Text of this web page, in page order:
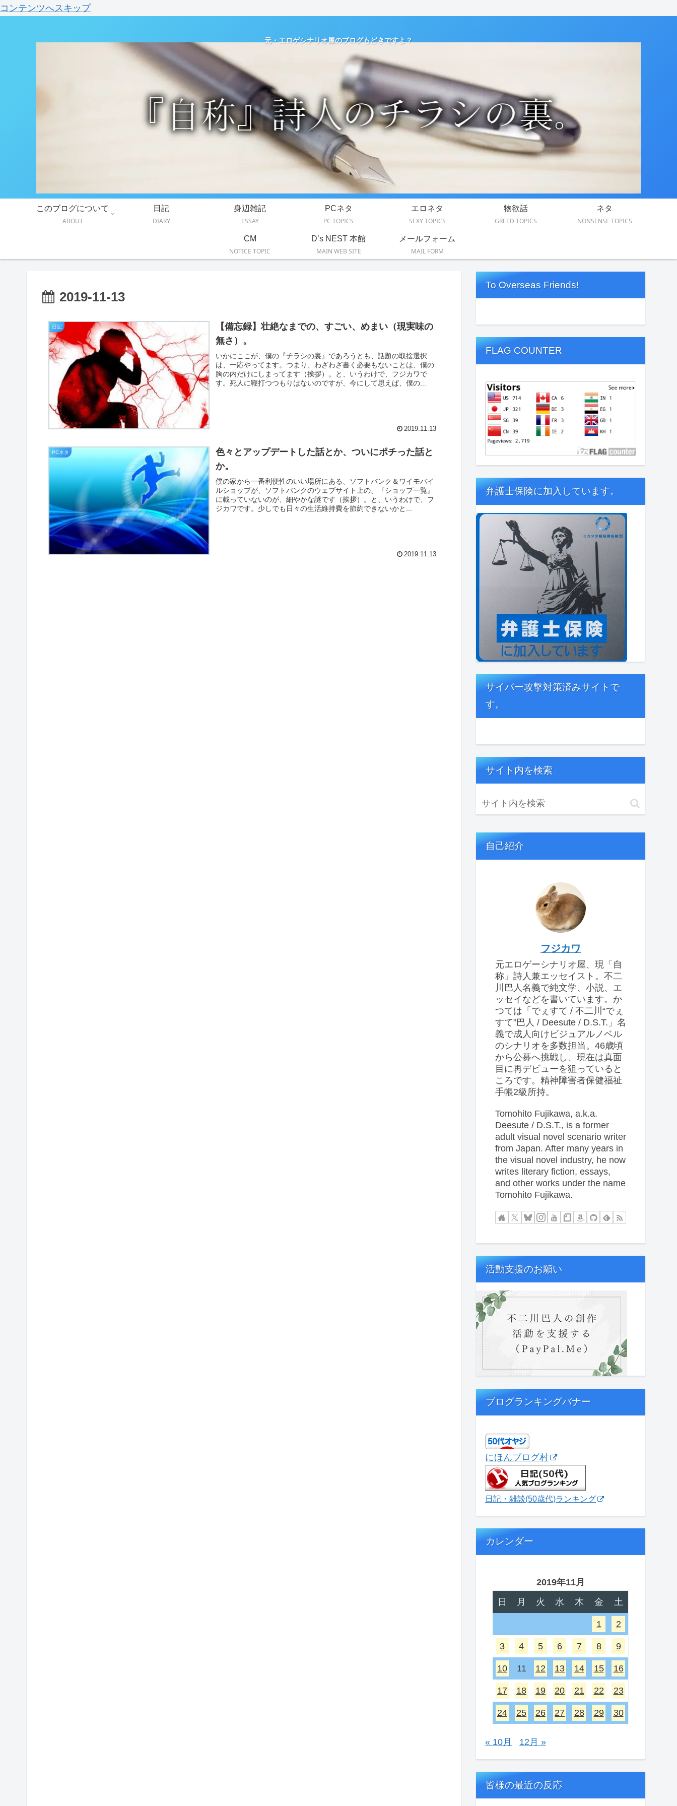
コンテンツへスキップ
元・エロゲシナリオ屋のブログもどきですよ？
このブログについて
ABOUT
日記
DIARY
身辺雑記
ESSAY
PCネタ
PC TOPICS
エロネタ
SEXY TOPICS
物欲話
GREED TOPICS
ネタ
NONSENSE TOPICS
CM
NOTICE TOPIC
D’s NEST 本館
MAIN WEB SITE
メールフォーム
MAIL FORM
2019-11-13
日記
【備忘録】壮絶なまでの、すごい、めまい（現実味の
無さ）。
いかにここが、僕の『チラシの裏』であろうとも、話題の取捨選択
は、一応やってます。つまり、わざわざ書く必要もないことは、僕の
胸の内だけにしまってます（挨拶）。と、いうわけで、フジカワで
す。死人に鞭打つつもりはないのですが、今にして思えば、僕の...
2019.11.13
PCネタ
色々とアップデートした話とか、ついにポチった話と
か。
僕の家から一番利便性のいい場所にある、ソフトバンク＆ワイモバイ
ルショップが、ソフトバンクのウェブサイト上の、『ショップ一覧』
に載っていないのが、細やかな謎です（挨拶）。と、いうわけで、フ
ジカワです。少しでも日々の生活維持費を節約できないかと...
2019.11.13
To Overseas Friends!
FLAG COUNTER
弁護士保険に加入しています。
サイバー攻撃対策済みサイトで
す。
サイト内を検索
自己紹介
フジカワ
元エロゲーシナリオ屋、現「自
称」詩人兼エッセイスト。不二
川巴人名義で純文学、小説、エ
ッセイなどを書いています。か
つては「でぇすて / 不二川“でぇ
すて”巴人 / Deesute / D.S.T.」名
義で成人向けビジュアルノベル
のシナリオを多数担当。46歳頃
から公募へ挑戦し、現在は真面
目に再デビューを狙っていると
ころです。精神障害者保健福祉
手帳2級所持。
Tomohito Fujikawa, a.k.a.
Deesute / D.S.T., is a former
adult visual novel scenario writer
from Japan. After many years in
the visual novel industry, he now
writes literary fiction, essays,
and other works under the name
Tomohito Fujikawa.
活動支援のお願い
ブログランキングバナー
にほんブログ村
日記・雑談(50歳代)ランキング
カレンダー
2019年11月
日
月 火 水 木 金 土
1 2
3 4 5 6 7 8 9
10 11 12 13 14 15 16
17 18 19 20 21 22 23
24 25 26 27 28 29 30
« 10月 12月 »
皆様の最近の反応